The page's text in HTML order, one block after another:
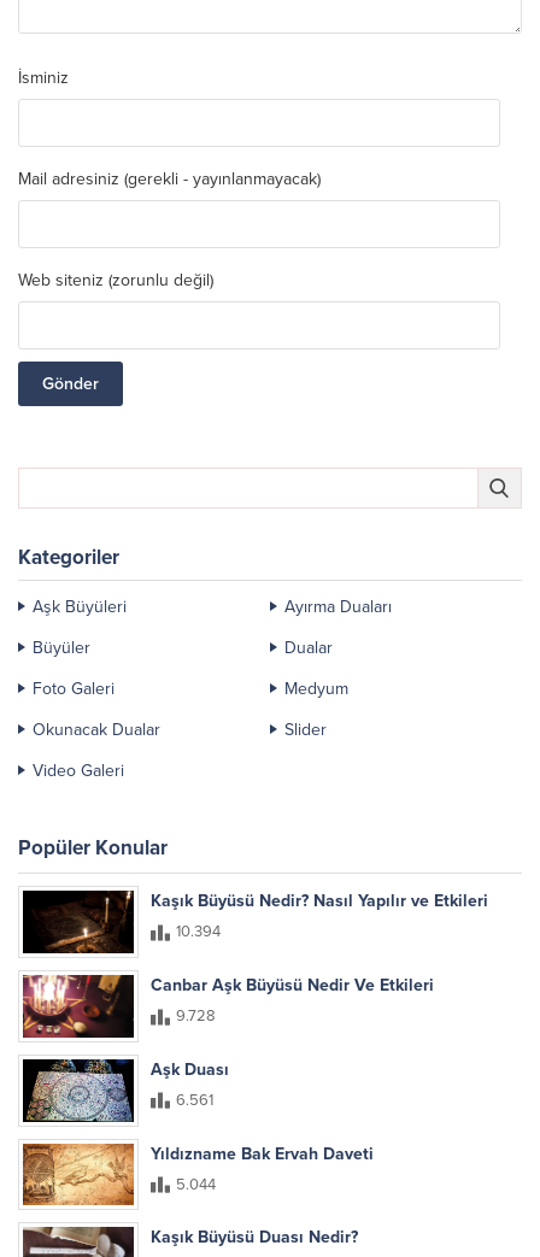
İsminiz
Mail adresiniz (gerekli - yayınlanmayacak)
Web siteniz (zorunlu değil)
Kategoriler
Aşk Büyüleri
Ayırma Duaları
Büyüler
Dualar
Foto Galeri
Medyum
Okunacak Dualar
Slider
Video Galeri
Popüler Konular
Kaşık Büyüsü Nedir? Nasıl Yapılır ve Etkileri
10.394
Canbar Aşk Büyüsü Nedir Ve Etkileri
9.728
Aşk Duası
6.561
Yıldızname Bak Ervah Daveti
5.044
Kaşık Büyüsü Duası Nedir?